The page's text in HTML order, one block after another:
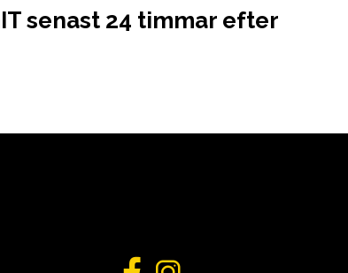
senast 24 timmar efter